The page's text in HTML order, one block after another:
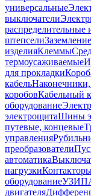
универсальные
выключатели
распределительные
штепселиЗаземление
изделияКлеммы
термоусаживаемые
для прокладки
кабель
коробовКабельный
оборудование
электрощитаШины
путевые, концевые
управления
преобразователи
автоматика
нагрузки
оборудованиеУЗИП
двигателя